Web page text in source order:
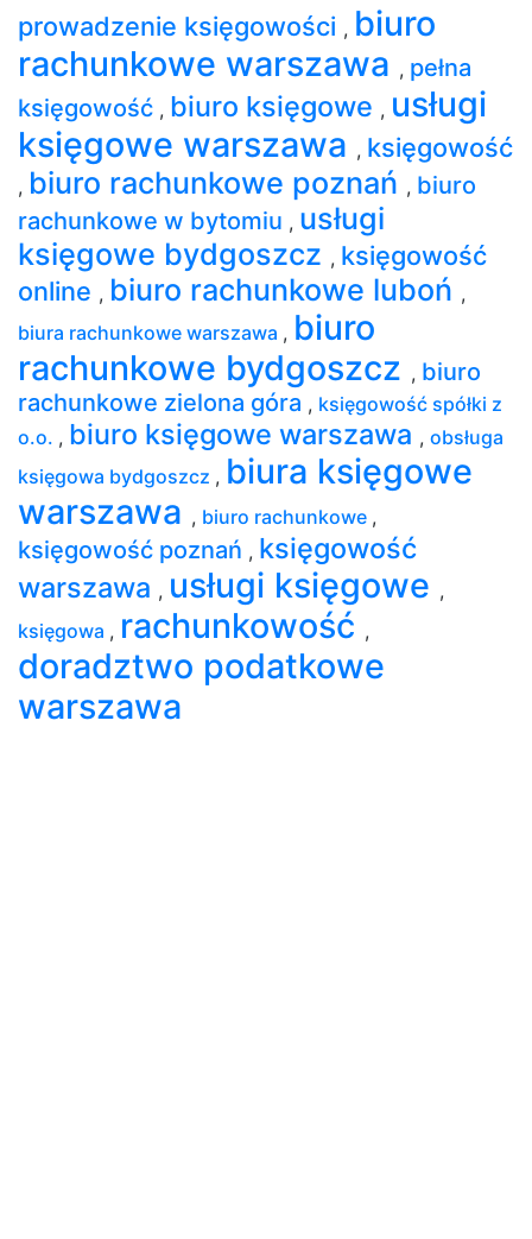
prowadzenie księgowości , biuro
rachunkowe warszawa , pełna
księgowość , biuro księgowe , usługi
księgowe warszawa , księgowość
, biuro rachunkowe poznań , biuro
rachunkowe w bytomiu , usługi
księgowe bydgoszcz , księgowość
online , biuro rachunkowe luboń ,
biura rachunkowe warszawa , biuro
rachunkowe bydgoszcz , biuro
rachunkowe zielona góra , księgowość spółki z
o.o. , biuro księgowe warszawa , obsługa
księgowa bydgoszcz , biura księgowe
warszawa , biuro rachunkowe ,
księgowość poznań , księgowość
warszawa , usługi księgowe ,
księgowa , rachunkowość ,
doradztwo podatkowe
warszawa